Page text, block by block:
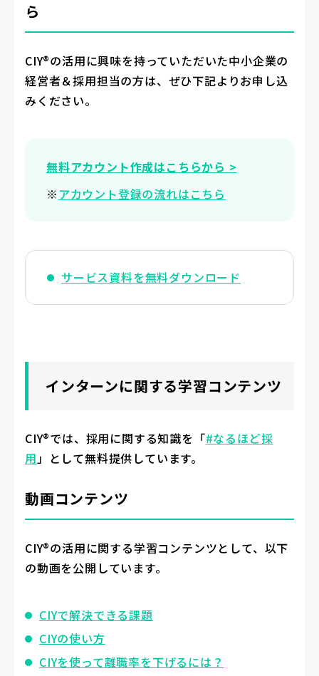
ら
CIY®の活用に興味を持っていただいた中小企業の
経営者＆採用担当の方は、ぜひ下記よりお申し込
みください。
無料アカウント作成はこちらから >
※ アカウント登録の流れはこちら
サービス資料を無料ダウンロード
インターンに関する学習コンテンツ
CIY®では、採用に関する知識を「#なるほど採
用」として無料提供しています。
動画コンテンツ
CIY®の活用に関する学習コンテンツとして、以下
の動画を公開しています。
CIYで解決できる課題
CIYの使い方
CIYを使って離職率を下げるには？